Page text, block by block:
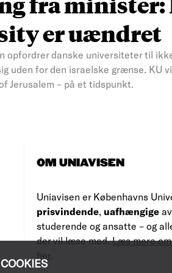
er uændret
opfordrer danske universiteter til
uden for den israelske grænse. KU
Jerusalem – på et tidspunkt.
OM UNIAVISEN
Uniavisen er Københavns
prisvindende, uafhængige
studerende og ansatte – og
der vil læse med.Læs mere
her